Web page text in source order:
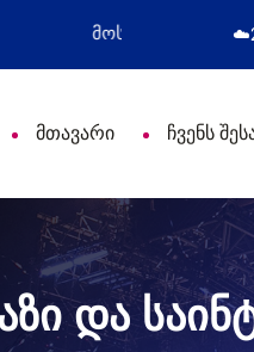
☁️
მთავარი ჩვენს
და